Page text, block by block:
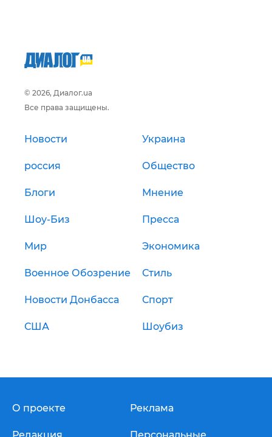
© 2026, Диалог.ua
Все права защищены.
Новости Украина
россия Общество
Блоги Мнение
Шоу-Биз Пресса
Мир Экономика
Военное Обозрение Стиль
Новости Донбасса Спорт
США Шоубиз
О проекте Реклама